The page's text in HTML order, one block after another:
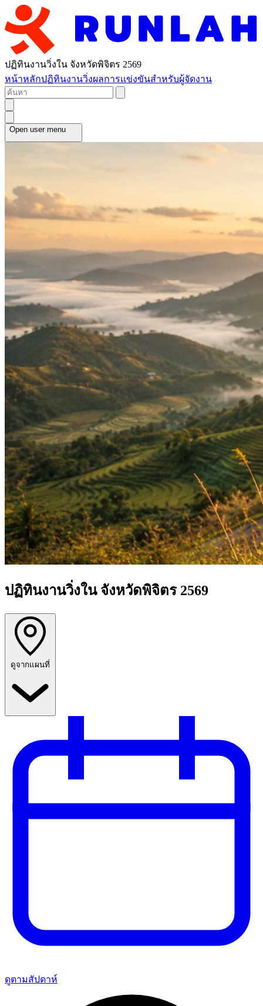
ปฏิทินงานวิ่งใน จังหวัดพิจิตร 2569
หน้าหลักปฏิทินงานวิ่งผลการแข่งขันสำหรับผู้จัดงาน
Open user menu
ปฏิทินงานวิ่งใน จังหวัดพิจิตร 2569
ดูจากแผนที่
ดูตามสัปดาห์